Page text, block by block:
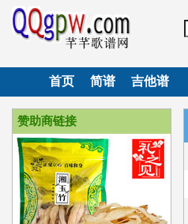
首页 简谱 吉他谱
赞助商链接